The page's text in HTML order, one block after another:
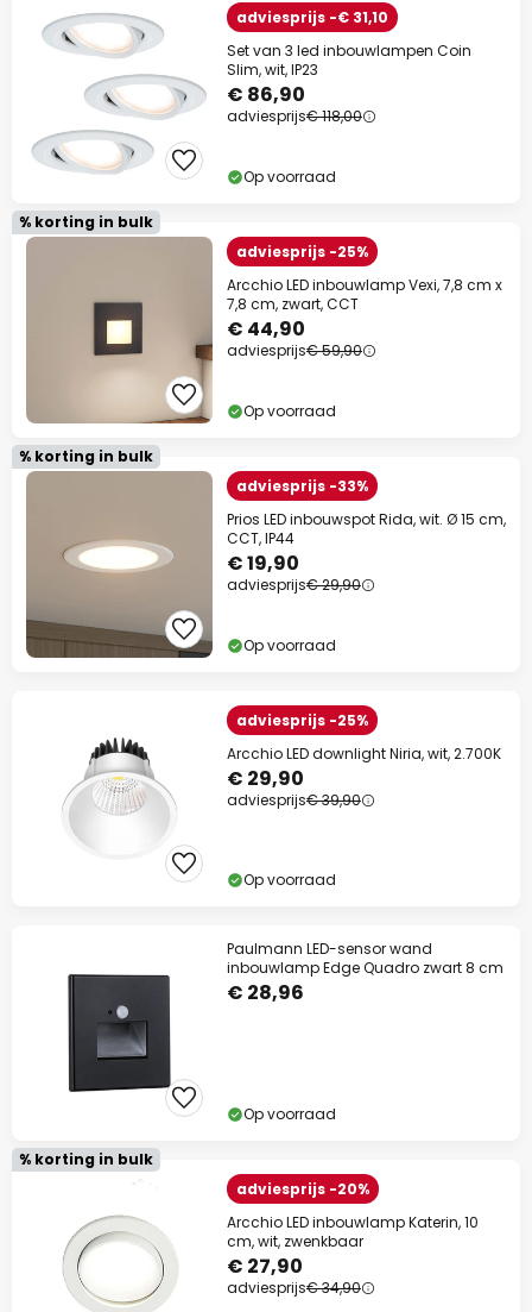
adviesprijs -€ 31,10
Set van 3 led inbouwlampen Coin
Slim, wit, IP23
€ 86,90
adviesprijs€ 118,00
Op voorraad
% korting in bulk
adviesprijs -25%
Arcchio LED inbouwlamp Vexi, 7,8 cm x
7,8 cm, zwart, CCT
€ 44,90
adviesprijs€ 59,90
Op voorraad
% korting in bulk
adviesprijs -33%
Prios LED inbouwspot Rida, wit. Ø 15 cm,
CCT, IP44
€ 19,90
adviesprijs€ 29,90
Op voorraad
adviesprijs -25%
Arcchio LED downlight Niria, wit, 2.700K
€ 29,90
adviesprijs€ 39,90
Op voorraad
Paulmann LED-sensor wand
inbouwlamp Edge Quadro zwart 8 cm
€ 28,96
Op voorraad
% korting in bulk
adviesprijs -20%
Arcchio LED inbouwlamp Katerin, 10
cm, wit, zwenkbaar
€ 27,90
adviesprijs€ 34,90